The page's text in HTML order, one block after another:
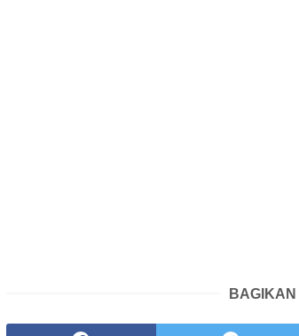
BAGIKAN